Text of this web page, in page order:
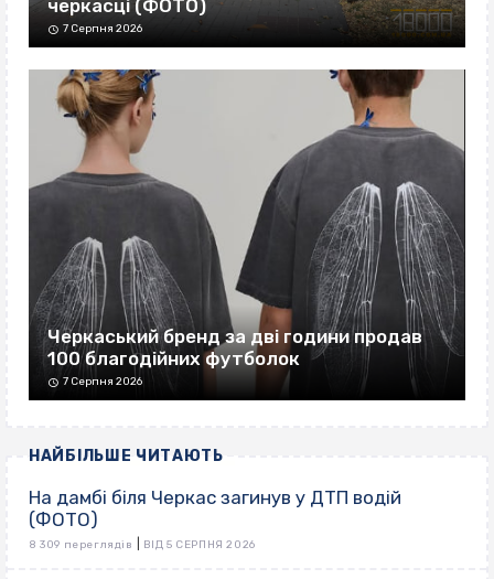
черкасці (ФОТО)
7 Серпня 2026
Черкаський бренд за дві години продав
100 благодійних футболок
7 Серпня 2026
НАЙБІЛЬШЕ ЧИТАЮТЬ
На дамбі біля Черкас загинув у ДТП водій
(ФОТО)
8 309 переглядів ВІД 5 СЕРПНЯ 2026